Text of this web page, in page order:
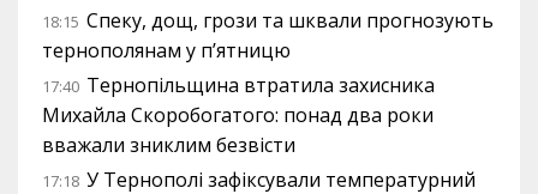
18:15 Спеку, дощ, грози та шквали прогнозують
тернополянам у п’ятницю
17:40 Тернопільщина втратила захисника
Михайла Скоробогатого: понад два роки
вважали зниклим безвісти
17:18 У Тернополі зафіксували температурний